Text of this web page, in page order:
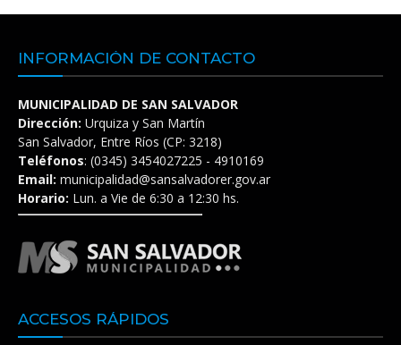
INFORMACIÓN DE CONTACTO
MUNICIPALIDAD DE SAN SALVADOR
Dirección: Urquiza y San Martín
San Salvador, Entre Ríos (CP: 3218)
Teléfonos: (0345) 3454027225 - 4910169
Email: municipalidad@sansalvadorer.gov.ar
Horario: Lun. a Vie de 6:30 a 12:30 hs.
ACCESOS RÁPIDOS